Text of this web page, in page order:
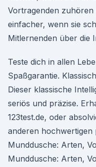
Vortragenden
einfacher, wenn sie
Mitlernenden über die
Teste dich in allen
Spaßgarantie.
Dieser klassische
seriös und präzise.
123test.de, oder
anderen hochwertigen
Munddusche: Arten,
Munddusche: Arten,